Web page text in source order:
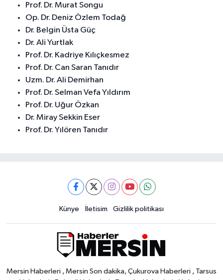
Prof. Dr. Murat Songu
Op. Dr. Deniz Özlem Todağ
Dr. Belgin Üsta Güç
Dr. Ali Yurtlak
Prof. Dr. Kadriye Kılıçkesmez
Prof. Dr. Can Saran Tanıdır
Uzm. Dr. Ali Demirhan
Prof. Dr. Selman Vefa Yıldırım
Prof. Dr. Uğur Özkan
Dr. Miray Sekkin Eser
Prof. Dr. Yılören Tanıdır
Künye İletisim Gizlilik politikası
Mersin Haberleri , Mersin Son dakika, Çukurova Haberleri , Tarsus